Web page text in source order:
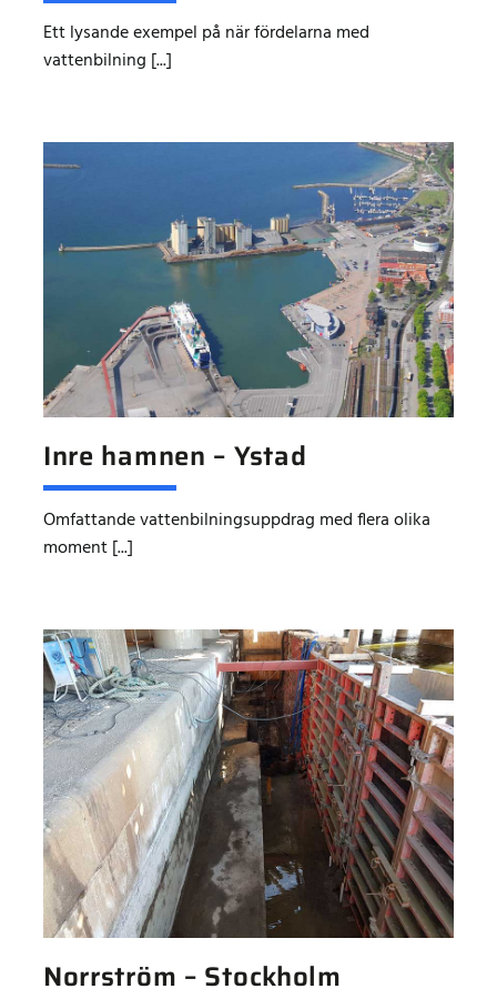
Ett lysande exempel på när fördelarna med
vattenbilning [...]
Inre hamnen – Ystad
Omfattande vattenbilningsuppdrag med flera olika
moment [...]
Norrström – Stockholm